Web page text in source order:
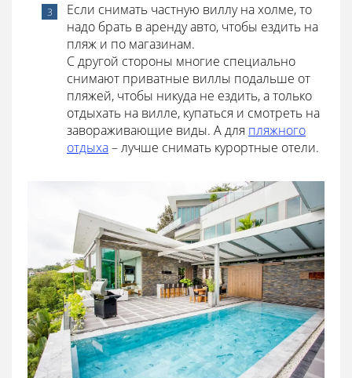
Если снимать частную виллу на холме, то
надо брать в аренду авто, чтобы ездить на
пляж и по магазинам.
С другой стороны многие специально
снимают приватные виллы подальше от
пляжей, чтобы никуда не ездить, а только
отдыхать на вилле, купаться и смотреть на
завораживающие виды. А для пляжного
отдыха– лучше снимать курортные отели.